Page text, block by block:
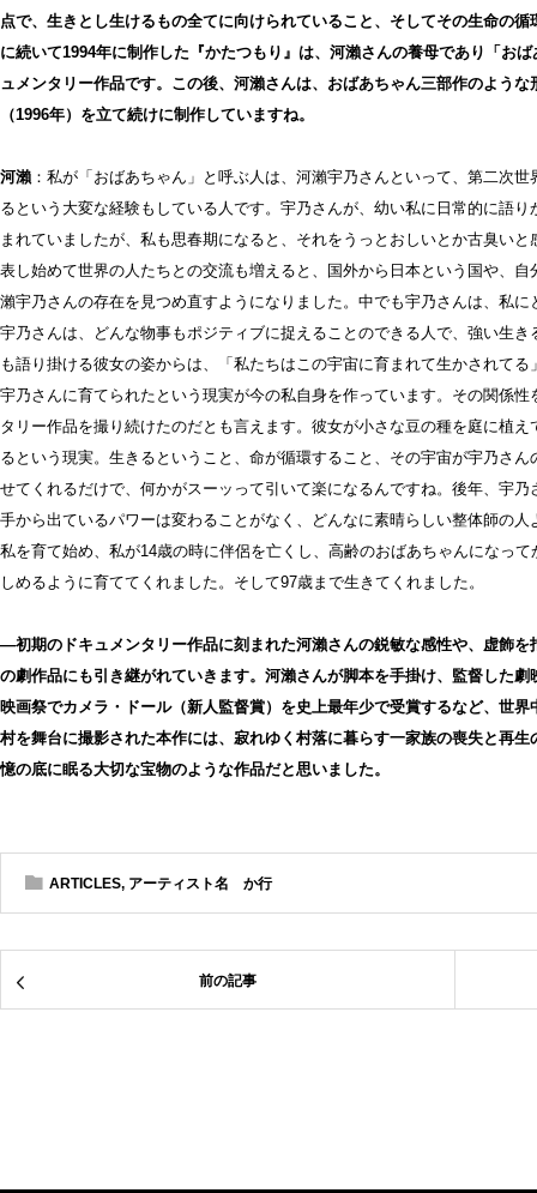
点で、生きとし生けるもの全てに向けられていること、そしてその生命の
に続いて1994年に制作した『かたつもり』は、河瀨さんの養母であり「お
ュメンタリー作品です。この後、河瀨さんは、おばあちゃん三部作のよう
（1996年）を立て続けに制作していますね。
河瀨 ：私が「おばあちゃん」と呼ぶ人は、河瀨宇乃さんといって、第二次
るという大変な経験もしている人です。宇乃さんが、幼い私に日常的に語
まれていましたが、私も思春期になると、それをうっとおしいとか古臭い
表し始めて世界の人たちとの交流も増えると、国外から日本という国や、
瀨宇乃さんの存在を見つめ直すようになりました。中でも宇乃さんは、私
宇乃さんは、どんな物事もポジティブに捉えることのできる人で、強い生
も語り掛ける彼女の姿からは、「私たちはこの宇宙に育まれて生かされて
宇乃さんに育てられたという現実が今の私自身を作っています。その関係
タリー作品を撮り続けたのだとも言えます。彼女が小さな豆の種を庭に植
るという現実。生きるということ、命が循環すること、その宇宙が宇乃さ
せてくれるだけで、何かがスーッって引いて楽になるんですね。後年、宇
手から出ているパワーは変わることがなく、どんなに素晴らしい整体師の
私を育て始め、私が14歳の時に伴侶を亡くし、高齢のおばあちゃんになっ
しめるように育ててくれました。そして97歳まで生きてくれました。
―初期のドキュメンタリー作品に刻まれた河瀨さんの鋭敏な感性や、虚飾
の劇作品にも引き継がれていきます。河瀨さんが脚本を手掛け、監督した
映画祭でカメラ・ドール（新人監督賞）を史上最年少で受賞するなど、世
村を舞台に撮影された本作には、寂れゆく村落に暮らす一家族の喪失と再
憶の底に眠る大切な宝物のような作品だと思いました。
ARTICLES, アーティスト名 か行
前の記事